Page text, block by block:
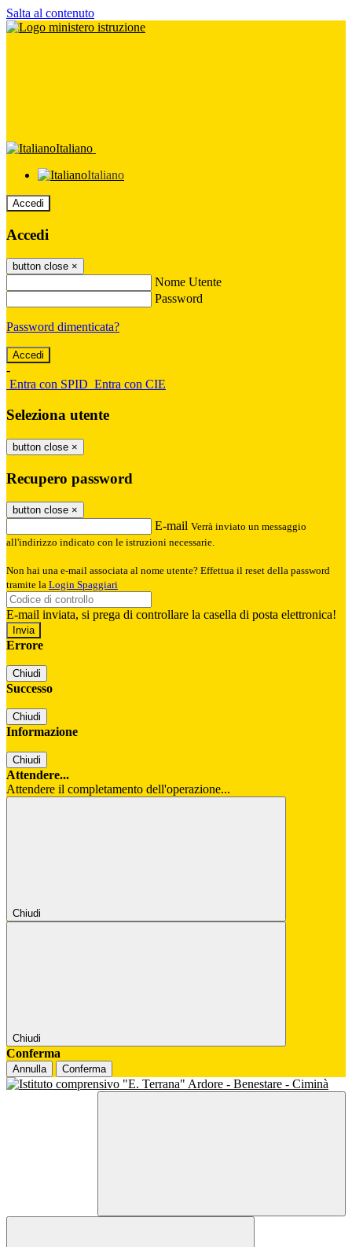
Salta al contenuto
Italiano
Italiano
Accedi
Accedi
button close ×
Nome Utente
Password
Password dimenticata?
-
Entra con SPID Entra con CIE
Seleziona utente
button close ×
Recupero password
button close ×
E-mail Verrà inviato un messaggio
all'indirizzo indicato con le istruzioni necessarie.
Non hai una e-mail associata al nome utente? Effettua il reset della password
tramite la Login Spaggiari
E-mail inviata, si prega di controllare la casella di posta elettronica!
Errore
Chiudi
Successo
Chiudi
Informazione
Chiudi
Attendere...
Attendere il completamento dell'operazione...
Chiudi
Chiudi
Conferma
Annulla Conferma